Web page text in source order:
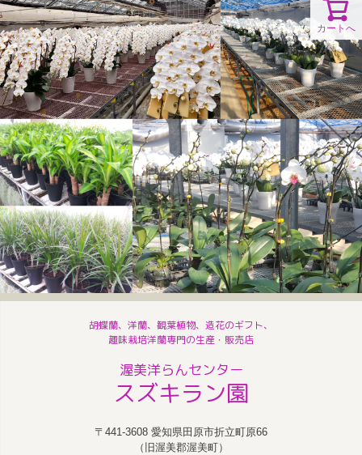
カートへ
胡蝶蘭、洋蘭、観葉植物、造花のギフト、
趣味栽培洋蘭専門の生産・販売店
渥美洋らんセンター
スズキラン園
〒441-3608 愛知県田原市折立町原66
（旧渥美郡渥美町）